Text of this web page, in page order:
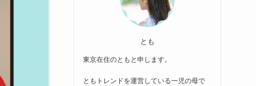
とも
東京在住のともと申します。
ともトレンドを運営している一児の母で